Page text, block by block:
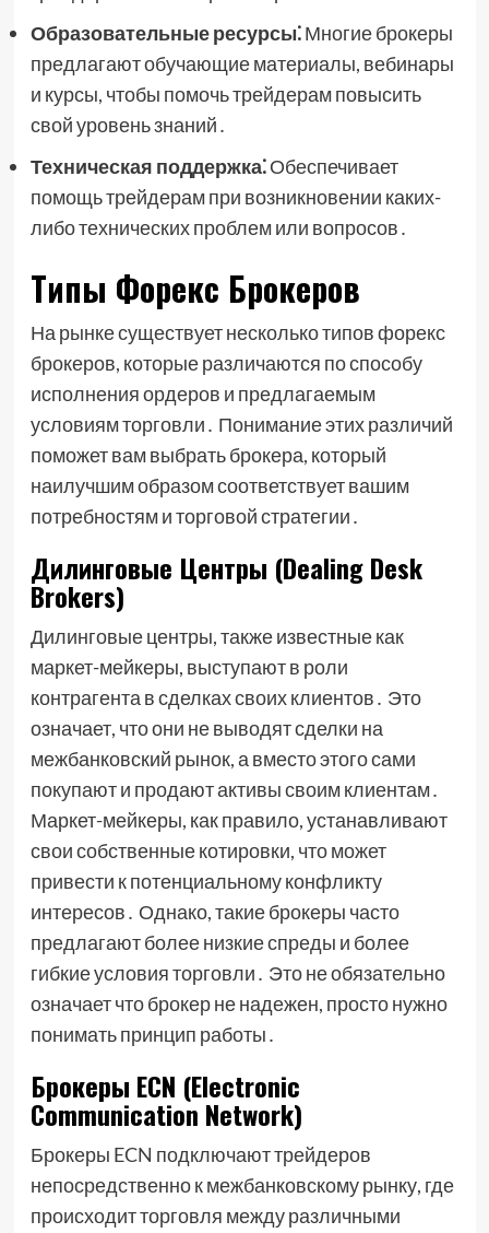
Образовательные ресурсы⁚Многие брокеры
предлагают обучающие материалы, вебинары
и курсы, чтобы помочь трейдерам повысить
свой уровень знаний․
Техническая поддержка⁚Обеспечивает
помощь трейдерам при возникновении каких-
либо технических проблем или вопросов․
Типы Форекс Брокеров
На рынке существует несколько типов форекс
брокеров, которые различаются по способу
исполнения ордеров и предлагаемым
условиям торговли․ Понимание этих различий
поможет вам выбрать брокера, который
наилучшим образом соответствует вашим
потребностям и торговой стратегии․
Дилинговые Центры (Dealing Desk
Brokers)
Дилинговые центры, также известные как
маркет-мейкеры, выступают в роли
контрагента в сделках своих клиентов․ Это
означает, что они не выводят сделки на
межбанковский рынок, а вместо этого сами
покупают и продают активы своим клиентам․
Маркет-мейкеры, как правило, устанавливают
свои собственные котировки, что может
привести к потенциальному конфликту
интересов․ Однако, такие брокеры часто
предлагают более низкие спреды и более
гибкие условия торговли․ Это не обязательно
означает что брокер не надежен, просто нужно
понимать принцип работы․
Брокеры ECN (Electronic
Communication Network)
Брокеры ECN подключают трейдеров
непосредственно к межбанковскому рынку, где
происходит торговля между различными